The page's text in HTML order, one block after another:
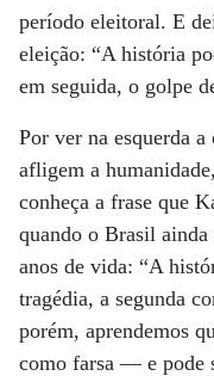
período eleitoral. E
eleição: “A história
em seguida, o golpe
Por ver na esquerda
afligem a
conheça a frase que
quando o Brasil
anos de vida: “A
tragédia, a segunda
porém, aprendemos
como farsa — e pode